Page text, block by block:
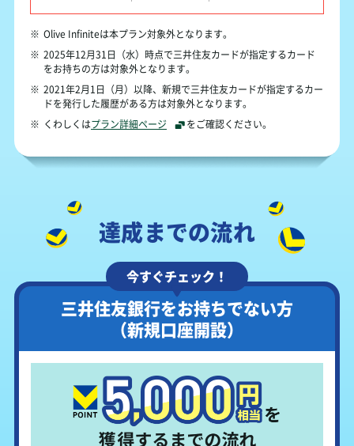
※ Olive Infiniteは本プラン対象外となります。
※ 2025年12月31日（水）時点で三井住友カードが指定するカード
をお持ちの方は対象外となります。
※ 2021年2月1日（月）以降、新規で三井住友カードが指定するカー
ドを発行した履歴がある方は対象外となります。
※ くわしくはプラン詳細ページ をご確認ください。
達成までの流れ
今すぐチェック！
三井住友銀行をお持ちでない方
（新規口座開設）